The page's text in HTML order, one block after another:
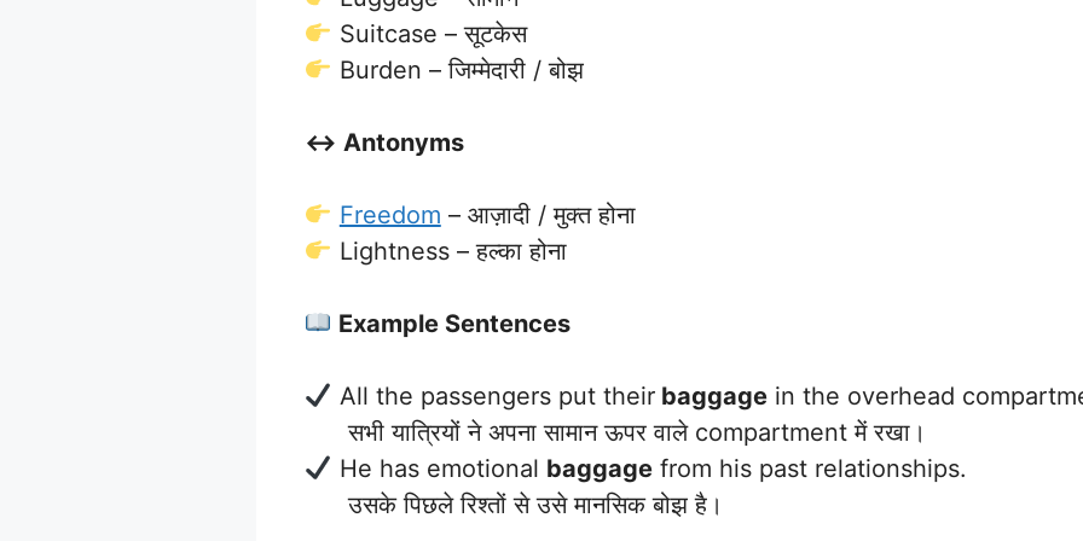
Suitcase – सूटकेस
Burden – जिम्मेदारी / बोझ
↔️ Antonyms
Freedom – आज़ादी / मुक्त होना
Lightness – हल्का होना
Example Sentences
All the passengers put theirbaggagein the overhead
सभी यात्रियों ने अपना सामान ऊपर वाले compartment में रखा।
He has emotional baggagefrom his past relationships.
उसके पिछले रिश्तों से उसे मानसिक बोझ है।